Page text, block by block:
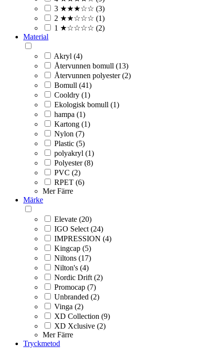
3 ★★★☆☆ (3)
2 ★★☆☆☆ (1)
1 ★☆☆☆☆ (2)
Material
Akryl (4)
Återvunnen bomull (13)
Återvunnen polyester (2)
Bomull (41)
Cooldry (1)
Ekologisk bomull (1)
hampa (1)
Kartong (1)
Nylon (7)
Plastic (5)
polyakryl (1)
Polyester (8)
PVC (2)
RPET (6)
Mer Färre
Märke
Elevate (20)
IGO Select (24)
IMPRESSION (4)
Kingcap (5)
Niltons (17)
Nilton's (4)
Nordic Drift (2)
Promocap (7)
Unbranded (2)
Vinga (2)
XD Collection (9)
XD Xclusive (2)
Mer Färre
Tryckmetod